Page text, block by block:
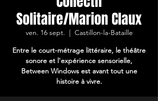
Solitaire/Marion Claux
ven. 16 sept.
  |
Castillon-la-Bataille
Entre le court-métrage littéraire, le théâtre
sonore et l'expérience sensorielle,
Between Windows est avant tout une
histoire à vivre.